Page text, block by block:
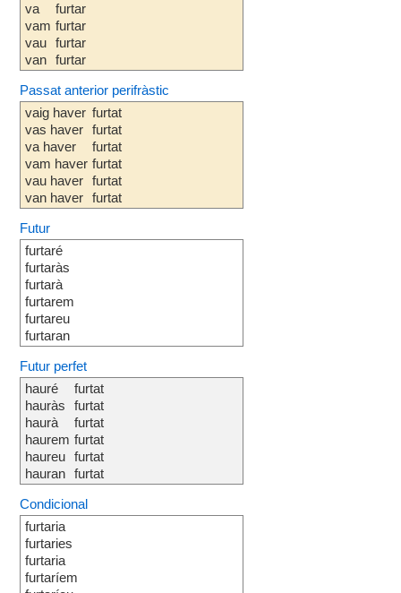
va
vam
vau
van
furtar
furtar
furtar
furtar
Passat anterior perifràstic
vaig haver
vas haver
va haver
vam haver
vau haver
van haver
furtat
furtat
furtat
furtat
furtat
furtat
Futur
furtaré
furtaràs
furtarà
furtarem
furtareu
furtaran
Futur perfet
hauré
hauràs
haurà
haurem
haureu
hauran
furtat
furtat
furtat
furtat
furtat
furtat
Condicional
furtaria
furtaries
furtaria
furtaríem